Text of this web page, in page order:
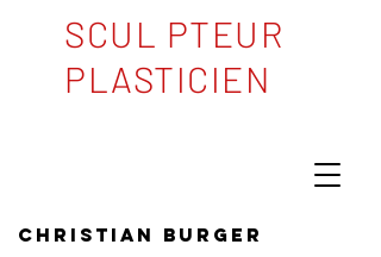
Christian BURGER
SCUL PTEUR
PLASTICIEN